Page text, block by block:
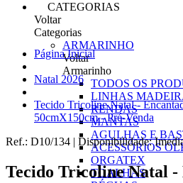
CATEGORIAS
Voltar
Categorias
ARMARINHO
Voltar
Armarinho
TODOS OS
LINHAS
RENDAS
MANTAS
AGULHAS E
ACESSÓRIOS
ORGATEX
TOALHAS
Página Inicial
Natal 2026
Tecido Tricoline Natal -
50cmX150cm - Pré-Venda
Ref.: D10/134 | Disponibilidade:
Tecido Tricoline Natal -